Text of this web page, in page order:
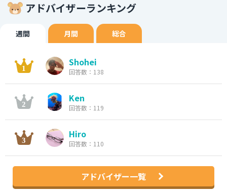
アドバイザーランキング
週間 月間 総合
Shohei
回答数：138
Ken
回答数：119
Hiro
回答数：110
アドバイザー一覧